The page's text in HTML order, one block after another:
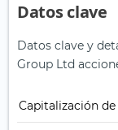
Datos clave
Datos clave y
Group Ltd
Capitalización